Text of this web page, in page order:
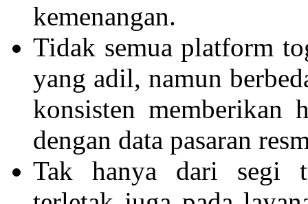
kemenangan.
Tidak semua platform
yang adil, namun
konsisten memberikan
dengan data pasaran
Tak hanya dari segi